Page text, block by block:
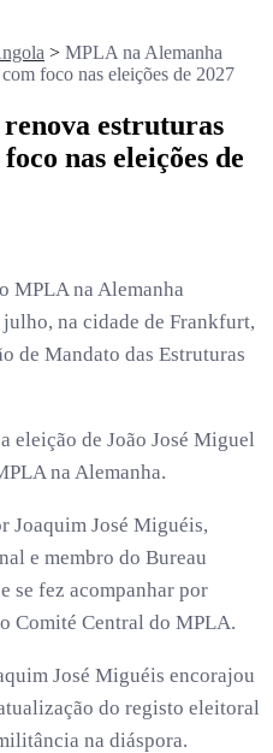
> MPLA na Alemanha
foco nas eleições de 2027
estruturas
nas eleições de
MPLA na Alemanha
na cidade de Frankfurt,
de Mandato das Estruturas
eleição de João José Miguel
na Alemanha.
Joaquim José Miguéis,
e membro do Bureau
se fez acompanhar por
Comité Central do MPLA.
José Miguéis encorajou
do registo eleitoral
na diáspora.